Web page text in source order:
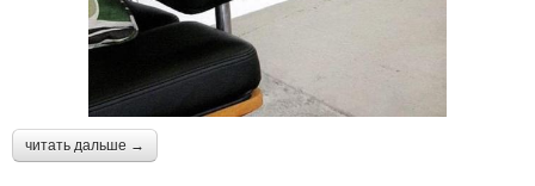
читать дальше →